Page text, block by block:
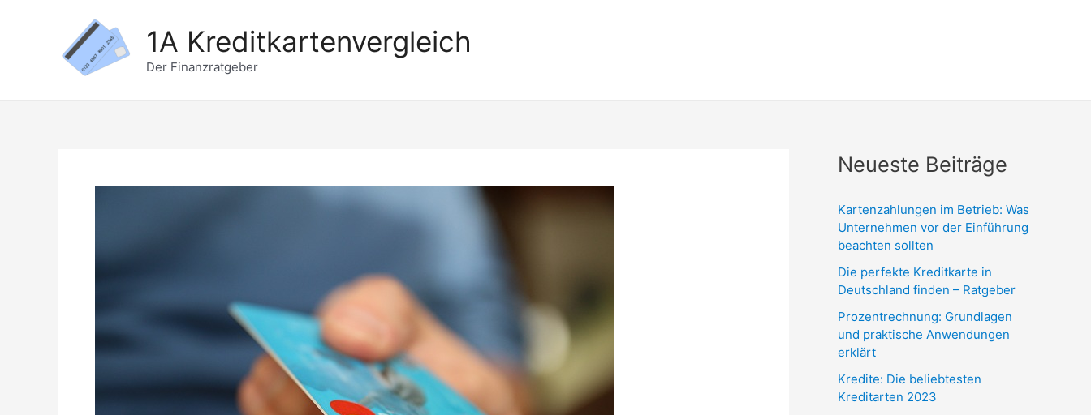
1A Kreditkartenvergleich
Der Finanzratgeber
Neueste Beiträge
Kartenzahlungen im Betrieb: Was
Unternehmen vor der Einführung
beachten sollten
Die perfekte Kreditkarte in
Deutschland finden – Ratgeber
Prozentrechnung: Grundlagen
und praktische Anwendungen
erklärt
Kredite: Die beliebtesten
Kreditarten 2023